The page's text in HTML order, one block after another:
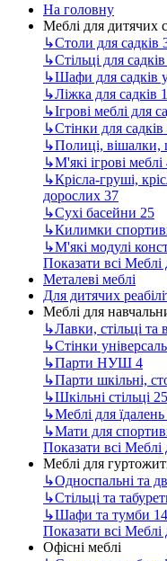
На головну
Меблі для дитячих
↳Столи для садків
↳Стільці для садків
↳Шафи для садків
↳Ліжка для садків
↳Ігрові меблі для
↳Стінки для садків
↳Полиці, вішалки,
↳М'які ігрові меблі
↳Крісла-груші,
дорослих 37
↳Сухі басейни 25
↳Килимки
↳М'які модулі
Показати всі Меблі
Металеві меблі
Для дитячих
Меблі для
↳Лавки, стільці та
↳Стінки
↳Парти НУШ 4
↳Парти шкільні,
↳Шкільні стільці 25
↳Меблі для їдалень
↳Мати для
Показати всі Меблі
Меблі для
↳Односпальні та
↳Стільці та
↳Шафи та тумби 14
Показати всі Меблі
Офісні меблі